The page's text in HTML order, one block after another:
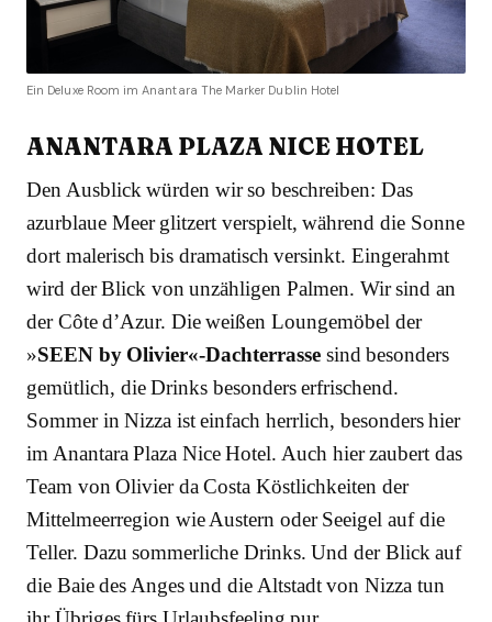
Ein Deluxe Room im Anantara The Marker Dublin Hotel
ANANTARA PLAZA NICE HOTEL
Den Ausblick würden wir so beschreiben: Das
azurblaue Meer glitzert verspielt, während die Sonne
dort malerisch bis dramatisch versinkt. Eingerahmt
wird der Blick von unzähligen Palmen. Wir sind an
der Côte d’Azur. Die weißen Loungemöbel der
»SEEN by Olivier«-Dachterrasse sind besonders
gemütlich, die Drinks besonders erfrischend.
Sommer in Nizza ist einfach herrlich, besonders hier
im Anantara Plaza Nice Hotel. Auch hier zaubert das
Team von Olivier da Costa Köstlichkeiten der
Mittelmeerregion wie Austern oder Seeigel auf die
Teller. Dazu sommerliche Drinks. Und der Blick auf
die Baie des Anges und die Altstadt von Nizza tun